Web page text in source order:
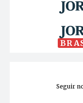
Seguir